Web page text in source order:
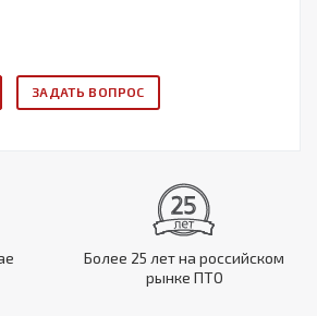
ЗАДАТЬ ВОПРОС
Более 25 лет на российском
рынке ПТО